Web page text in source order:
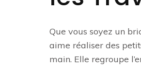
Que vous soyez un
aime réaliser des
main. Elle regroupe